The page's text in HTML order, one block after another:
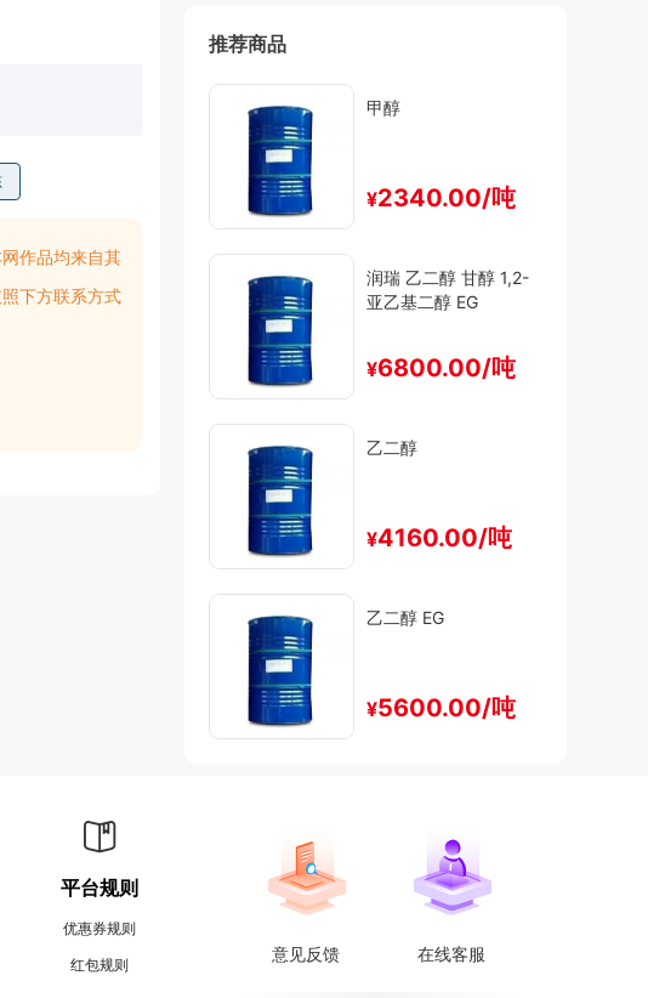
作品均来自其
下方联系方式
推荐商品
甲醇
¥2340.00/吨
润瑞 乙二醇 甘醇 1,2-
亚乙基二醇 EG
¥6800.00/吨
乙二醇
¥4160.00/吨
乙二醇 EG
¥5600.00/吨
平台规则
优惠券规则
红包规则
意见反馈 在线客服